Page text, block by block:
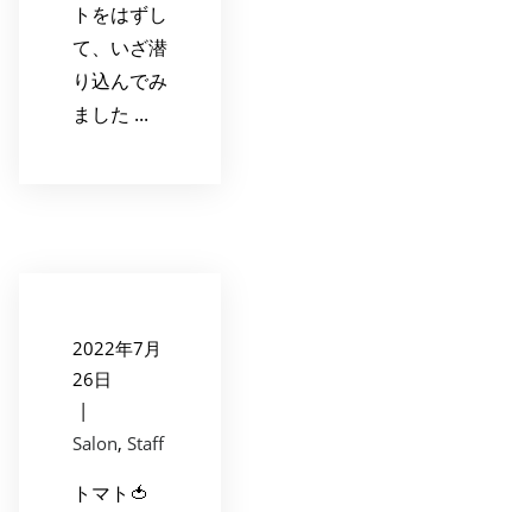
トをはずし
て、いざ潜
り込んでみ
ました ...
2022年7月
26日
|
Salon, Staff
トマト🍅